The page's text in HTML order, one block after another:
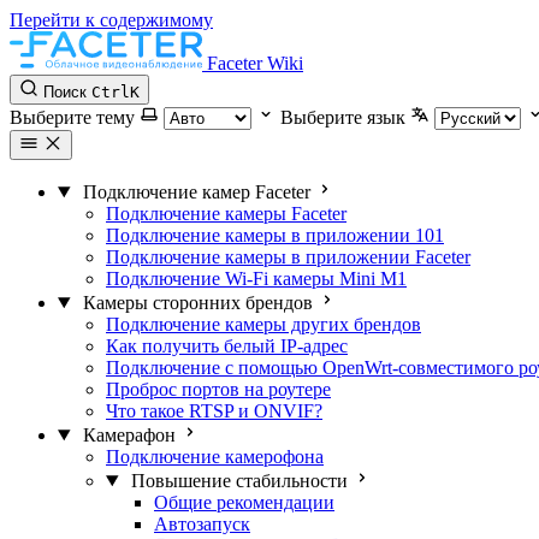
Перейти к содержимому
Faceter Wiki
Поиск CtrlK
Выберите тему Выберите язык
Подключение камер Faceter
Подключение камеры Faceter
Подключение камеры в приложении 101
Подключение камеры в приложении Faceter
Подключение Wi-Fi камеры Mini M1
Камеры сторонних брендов
Подключение камеры других брендов
Как получить белый IP-адрес
Подключение с помощью OpenWrt-совместимого
Проброс портов на роутере
Что такое RTSP и ONVIF?
Камерафон
Подключение камерофона
Повышение стабильности
Общие рекомендации
Автозапуск